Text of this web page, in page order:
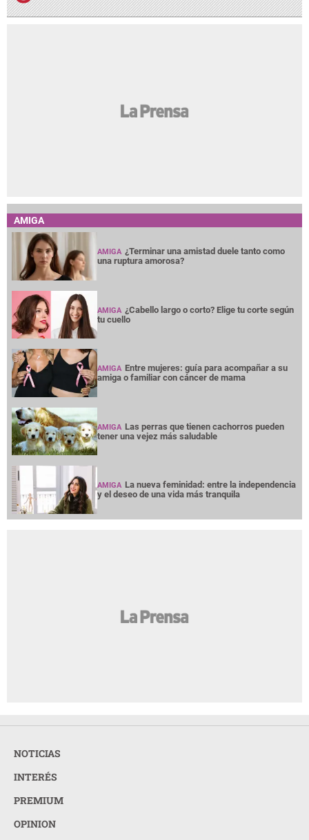
AMIGA
AMIGA ¿Terminar una amistad duele tanto como
una ruptura amorosa?
AMIGA ¿Cabello largo o corto? Elige tu corte según
tu cuello
AMIGA Entre mujeres: guía para acompañar a su
amiga o familiar con cáncer de mama
AMIGA Las perras que tienen cachorros pueden
tener una vejez más saludable
AMIGA La nueva feminidad: entre la independencia
y el deseo de una vida más tranquila
NOTICIAS
INTERÉS
PREMIUM
OPINION